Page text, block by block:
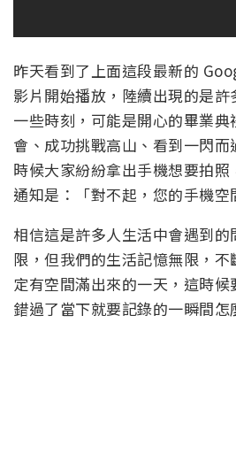
昨天看到了上面這段最新的
影片開始播放，陸續出現的是
一些時刻，可能是開心的畢業
會、成功挑戰高山、看到一閃
時候大家紛紛拿出手機想要拍
通知是：「對不起，您的手機空
相信這是許多人生活中會遇到
限，但我們的生活記憶無限，
定有空間滿出來的一天，這時候
錯過了當下就要記錄的一瞬間怎